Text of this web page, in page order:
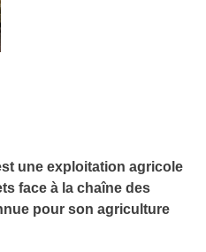
une exploitation agricole
face à la chaîne des
pour son agriculture